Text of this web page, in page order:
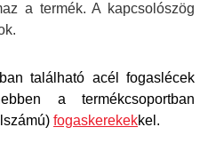
a termék. A kapcsolószög
található acél fogaslécek
a termékcsoportban
fogaskerekekkel.